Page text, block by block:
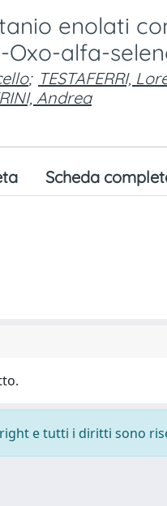
enolati
alfa-
; TESTAFERRI,
Andrea
Scheda
e tutti i diritti sono